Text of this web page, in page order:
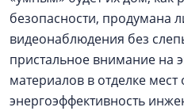
безопасности, продумана
видеонаблюдения без
пристальное внимание на
материалов в отделке
энергоэффективность